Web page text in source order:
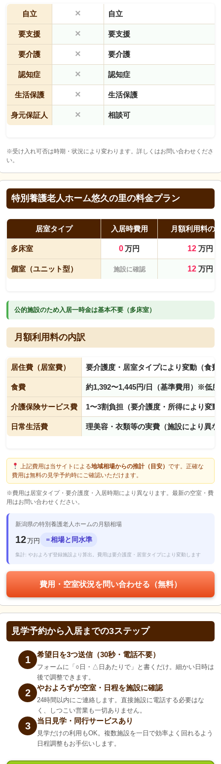
自立 × 自立
要支援 × 要支援
要介護 × 要介護
認知症 × 認知症
生活保護 × 生活保護
身元保証人 × 相談可
※受け入れ可否は時期・状況により変わります。詳しくはお問い合わせくださ
い。
特別養護老人ホーム悠久の里の料金プラン
居室タイプ 入居時費用 月額利用料の
多床室 0万円 12万円
個室（ユニット型） 施設に確認 12万円
公的施設のため入居一時金は基本不要（多床室）
月額利用料の内訳
居住費（居室費） 要介護度・居室タイプにより変動（食
食費 約1,392〜1,445円/日（基準費用）※低
介護保険サービス費 1〜3割負担（要介護度・所得により変動
日常生活費 理美容・衣類等の実費（施設により異な
上記費用は当サイトによる地域相場からの推計（目安） です。正確な
費用は無料の見学予約時にご確認いただけます。
※費用は居室タイプ・要介護度・入居時期により異なります。最新の空室・費
用はお問い合わせください。
新潟県の特別養護老人ホームの月額相場
12万円 ＝相場と同水準
集計: やおよろず登録施設より算出。費用は要介護度・居室タイプにより変動します
費用・空室状況を問い合わせる（無料）
見学予約から入居までの3ステップ
1 希望日を3つ送信（30秒・電話不要）
フォームに「○日・△日あたりで」と書くだけ。細かい日時は
後で調整できます。
2 やおよろずが空室・日程を施設に確認
24時間以内にご連絡します。直接施設に電話する必要はな
く、しつこい営業も一切ありません。
3 当日見学・同行サービスあり
見学だけの利用もOK。複数施設を一日で効率よく回れるよう
日程調整もお手伝いします。